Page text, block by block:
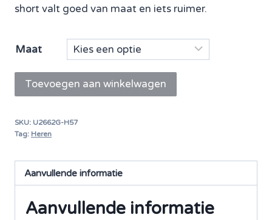
short valt goed van maat en iets ruimer.
Maat
Calvin
Klein
trunk
pack
aantal
Toevoegen aan winkelwagen
SKU: U2662G-H57
Tag: Heren
Aanvullende informatie
Aanvullende informatie